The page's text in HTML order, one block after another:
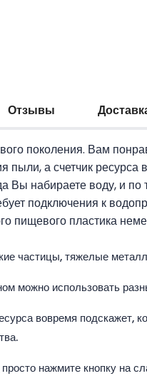
Отзывы
поколения. Вам
а счетчик
Вы набираете воду, и
подключения к
пищевого пластика
частицы, тяжелые
можно использовать
вовремя подскажет,
нажмите кнопку на